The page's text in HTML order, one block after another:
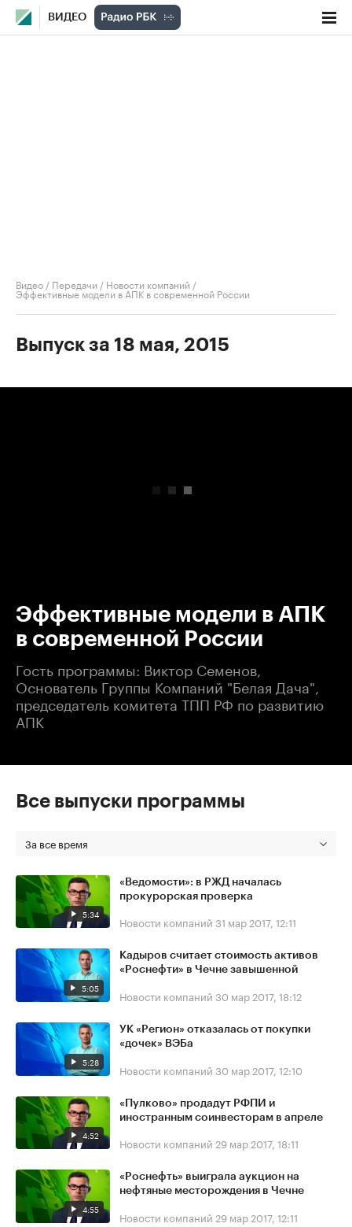
ВИДЕО
Видео / Передачи / Новости компаний /
Эффективные модели в АПК в современной России
Выпуск за 18 мая, 2015
Эффективные модели в АПК
в современной России
Гость программы: Виктор Семенов,
Основатель Группы Компаний "Белая Дача",
председатель комитета ТПП РФ по развитию
АПК
Все выпуски программы
За все время
5:34
«Ведомости»: в РЖД началась
прокурорская проверка
Новости компаний 31 мар 2017, 12:11
5:05
Кадыров считает стоимость активов
«Роснефти» в Чечне завышенной
Новости компаний 30 мар 2017, 18:12
5:28
УК «Регион» отказалась от покупки
«дочек» ВЭБа
Новости компаний 30 мар 2017, 12:10
4:52
«Пулково» продадут РФПИ и
иностранным соинвесторам в апреле
Новости компаний 29 мар 2017, 18:11
4:55
«Роснефть» выиграла аукцион на
нефтяные месторождения в Чечне
Новости компаний 29 мар 2017, 12:11